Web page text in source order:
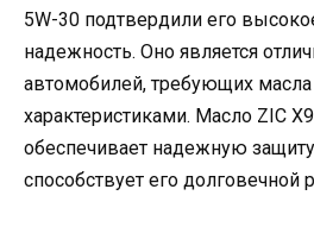
5W-30 подтвердили его
надежность. Оно является
автомобилей, требующих
характеристиками. Масло ZIC
обеспечивает надежную
способствует его долговечной